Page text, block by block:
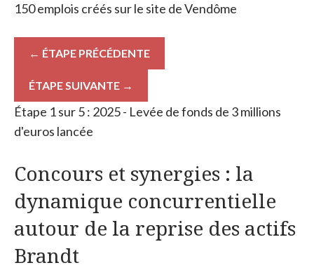
150 emplois créés sur le site de Vendôme
← ÉTAPE PRÉCÉDENTE
ÉTAPE SUIVANTE →
Étape 1 sur 5 : 2025 - Levée de fonds de 3 millions
d'euros lancée
Concours et synergies : la
dynamique concurrentielle
autour de la reprise des actifs
Brandt